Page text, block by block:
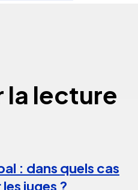
la lecture
: dans quels cas
juges ?